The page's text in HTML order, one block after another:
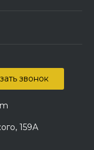
159А
звонок